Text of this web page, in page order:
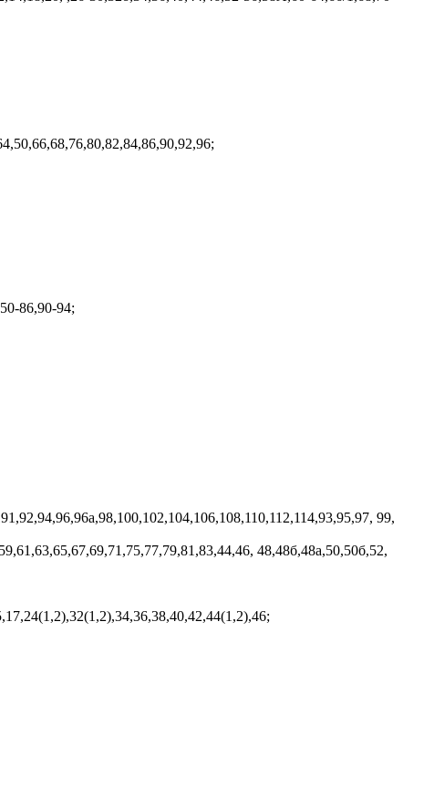
86,90-94;
99,
48,48б,48а,50,50б,52,